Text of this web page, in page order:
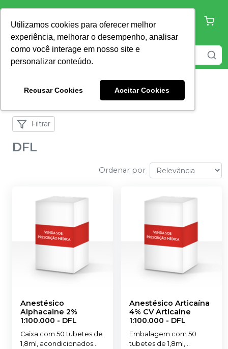
Utilizamos cookies para oferecer melhor
experiência, melhorar o desempenho, analisar
como você interage em nosso site e
personalizar conteúdo.
Recusar Cookies Aceitar Cookies
Filtrar
DFL
Ordenar por
Anestésico
Alphacaine 2%
1:100.000 - DFL
Caixa com 50 tubetes de
1,8ml, acondicionados
Anestésico Articaína
4% CV Articaíne
1:100.000 - DFL
Embalagem com 50
tubetes de 1,8ml,